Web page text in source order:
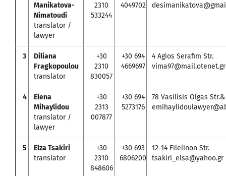
Manikatova-
Nimatoudi
translator /
lawyer
2310
533244
4049702
3
Diliana
Fragkopoulou
translator
+30
2310
830057
+30 694
4669697
4 Agios Serafim Str.
vima97@mail.otenet.gr
4
Elena
Mihaylidou
translator /
lawyer
+30
2313
007877
+30 694
5273176
78 Vasilisis Olgas
5
Elza Tsakiri
translator
+30
2310
848606
+30 693
6806200
12-14 Filelinon Str.
tsakiri_elsa@yahoo.gr